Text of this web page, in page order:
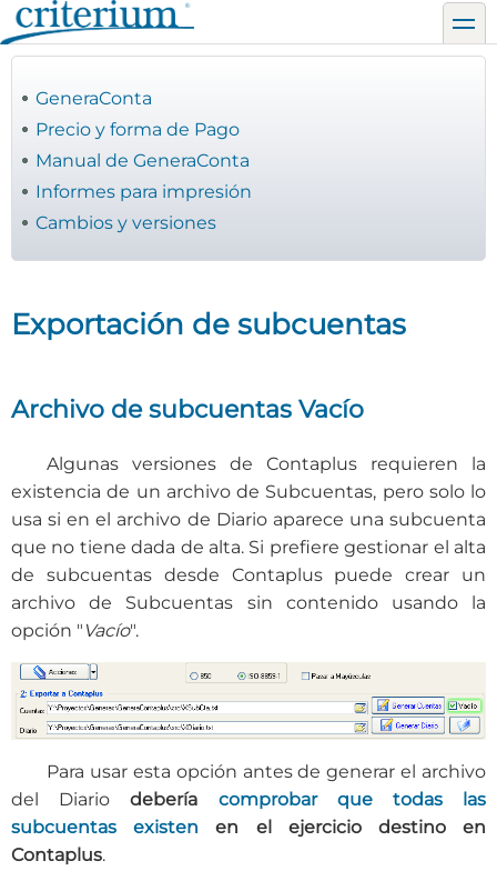
Pasar
al
principal
GeneraConta
Precio y forma de Pago
Manual de GeneraConta
Informes para impresión
Cambios y versiones
Exportación de subcuentas
Archivo de subcuentas Vacío
Algunas versiones de Contaplus requieren la
existencia de un archivo de Subcuentas, pero solo lo
usa si en el archivo de Diario aparece una subcuenta
que no tiene dada de alta. Si prefiere gestionar el alta
de subcuentas desde Contaplus puede crear un
archivo de Subcuentas sin contenido usando la
opción " Vacío".
Para usar esta opción antes de generar el archivo
del Diariodebería comprobar que todas las
subcuentas existen en el ejercicio destino en
Contaplus.